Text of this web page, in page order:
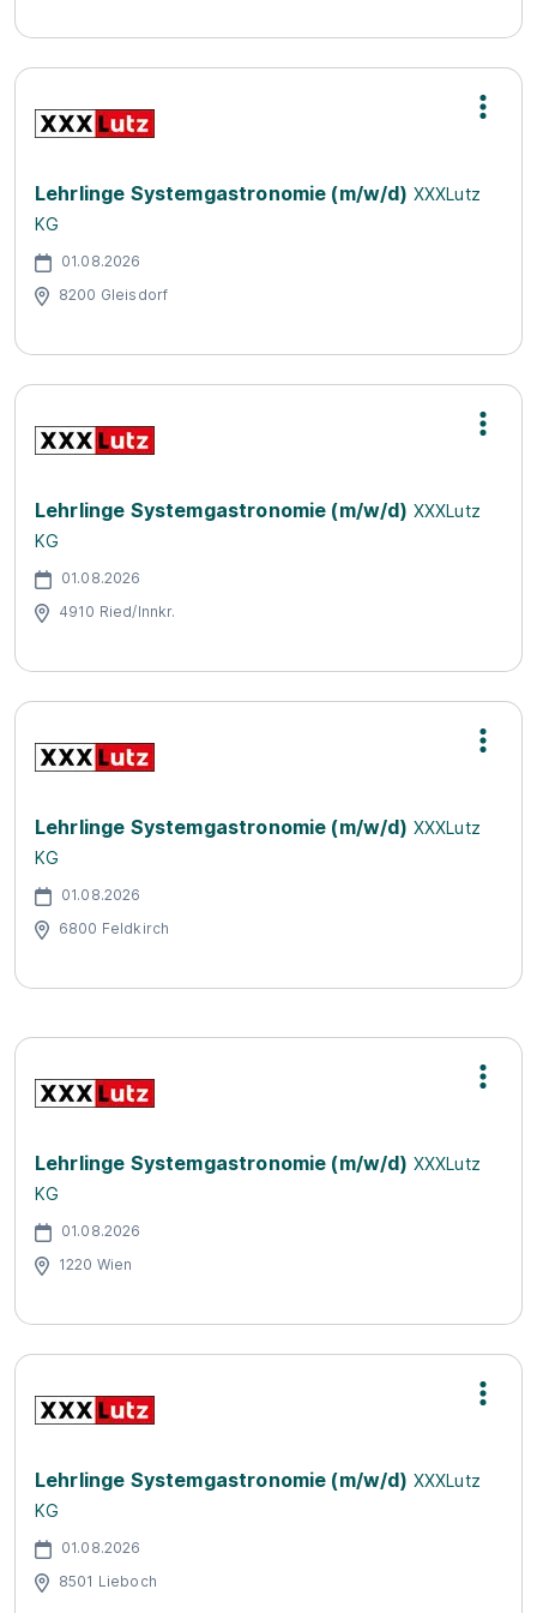
Lehrlinge Systemgastronomie (m/w/d) XXXLutz
KG
01.08.2026
8200 Gleisdorf
Lehrlinge Systemgastronomie (m/w/d) XXXLutz
KG
01.08.2026
4910 Ried/Innkr.
Lehrlinge Systemgastronomie (m/w/d) XXXLutz
KG
01.08.2026
6800 Feldkirch
Lehrlinge Systemgastronomie (m/w/d) XXXLutz
KG
01.08.2026
1220 Wien
Lehrlinge Systemgastronomie (m/w/d) XXXLutz
KG
01.08.2026
8501 Lieboch